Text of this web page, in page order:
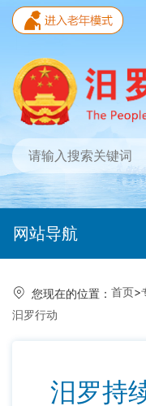
网站导航
您现在的位置： 首页>
汩罗行动
汨罗持